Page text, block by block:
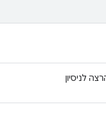
לניסיון